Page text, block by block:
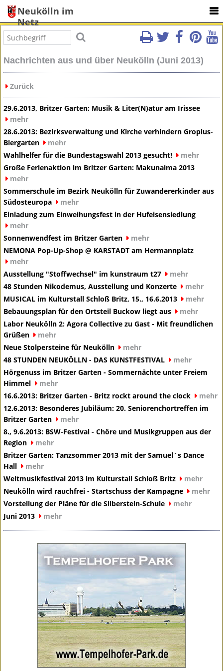
Neukölln im
Netz
Nachrichten aus und über Neukölln (Juni 2013)
Zurück
29.6.2013, Britzer Garten: Musik & Liter(N)atur am Irissee
mehr
28.6.2013: Bezirksverwaltung und Kirche verhindern Gropius-
Biergarten
mehr
Wahlhelfer für die Bundestagswahl 2013 gesucht!
mehr
Große Ferienaktion im Britzer Garten: Makunaima 2013
mehr
Sommerschule im Bezirk Neukölln für Zuwandererkinder aus
Südosteuropa
mehr
Einladung zum Einweihungsfest in der Hufeisensiedlung
mehr
Sonnenwendfest im Britzer Garten
mehr
NEMONA Pop-Up-Shop @ KARSTADT am Hermannplatz
mehr
Ausstellung "Stoffwechsel" im kunstraum t27
mehr
48 Stunden Nikodemus, Ausstellung und Konzerte
mehr
MUSICAL im Kulturstall Schloß Britz, 15., 16.6.2013
mehr
Bebauungsplan für den Ortsteil Buckow liegt aus
mehr
Labor Neukölln 2: Agora Collective zu Gast - Mit freundlichen
Grüßen
mehr
Neue Stolpersteine für Neukölln
mehr
48 STUNDEN NEUKÖLLN - DAS KUNSTFESTIVAL
mehr
Hörgenuss im Britzer Garten - Sommernächte unter Freiem
Himmel
mehr
16.6.2013: Britzer Garten - Britz rockt around the clock
mehr
12.6.2013: Besonderes Jubiläum: 20. Seniorenchortreffen im
Britzer Garten
mehr
8., 9.6.2013: BSW-Festival - Chöre und Musikgruppen aus der
Region
mehr
Britzer Garten: Tanzsommer 2013 mit der Samuel`s Dance
Hall
mehr
Weltmusikfestival 2013 im Kulturstall Schloß Britz
mehr
Neukölln wird rauchfrei - Startschuss der Kampagne
mehr
Vorstellung der Pläne für die Silberstein-Schule
mehr
Juni 2013
mehr